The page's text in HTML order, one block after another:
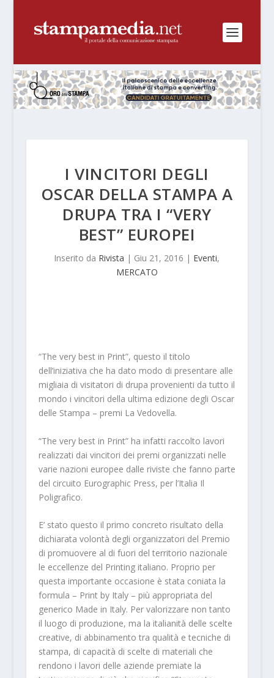
I VINCITORI DEGLI
OSCAR DELLA STAMPA A
DRUPA TRA I “VERY
BEST” EUROPEI
Inserito da Rivista | Giu 21, 2016 | Eventi,
MERCATO
“The very best in Print”, questo il titolo
dell’iniziativa che ha dato modo di presentare alle
migliaia di visitatori di drupa provenienti da tutto il
mondo i vincitori della ultima edizione degli Oscar
delle Stampa – premi La Vedovella.
“The very best in Print” ha infatti raccolto lavori
realizzati dai vincitori dei premi organizzati nelle
varie nazioni europee dalle riviste che fanno parte
del circuito Eurographic Press, per l’Italia Il
Poligrafico.
E’ stato questo il primo concreto risultato della
dichiarata volontà degli organizzatori del Premio
di promuovere al di fuori del territorio nazionale
le eccellenze del Printing italiano. Proprio per
questa importante occasione è stata coniata la
formula – Print by Italy – più appropriata del
generico Made in Italy. Per valorizzare non tanto
il luogo di produzione, ma la italianità delle scelte
creative, di abbinamento tra qualità e tecniche di
stampa, di capacità di scelte di materiali che
rendono i lavori delle aziende premiate la